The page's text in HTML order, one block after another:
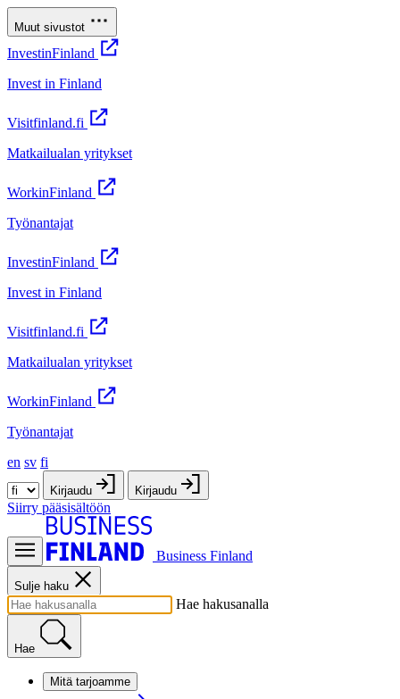
Muut sivustot
InvestinFinland
Invest in Finland
Visitfinland.fi
Matkailualan yritykset
WorkinFinland
Työnantajat
InvestinFinland
Invest in Finland
Visitfinland.fi
Matkailualan yritykset
WorkinFinland
Työnantajat
en sv fi
Kirjaudu Kirjaudu
Siirry pääsisältöön
Business Finland
Sulje haku
Hae hakusanalla
Hae
Mitä tarjoamme